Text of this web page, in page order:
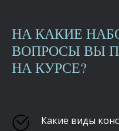
НА КАКИЕ
ВОПРОСЫ ВЫ
НА КУРСЕ?
Какие виды